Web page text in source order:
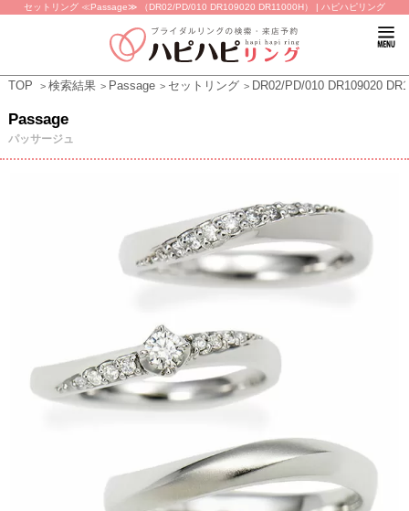
セットリング ≪Passage≫ （DR02/PD/010 DR109020 DR11000H） | ハピハピリング
TOP 検索結果 Passage セットリング DR02/PD/010 DR109020
Passage
パッサージュ